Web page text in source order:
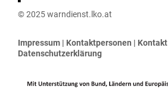
© 2025 warndienst.lko.at
Impressum | Kontaktpersonen | Kontakt
Datenschutzerklärung